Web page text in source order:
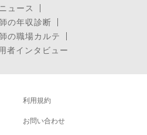
ュース
の年収診断
の職場カルテ
者インタビュー
利用規約
お問い合わせ